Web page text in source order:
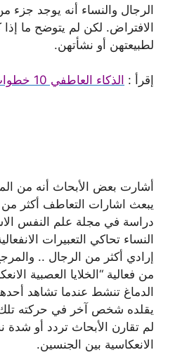
الرجال والنساء أنه يوجد جزء
الافتراض. لكن لم يتوضح ما
لطبيعتهن أو نشأتهن.
إقرأ : الذكاء العاطفي 10 خطوات لعلاقة عاطفية سعيدة
أشارت بعض الأبحاث أنه من
يبعث اشارات التعاطف أكثر
النساء تحاكي التعبيرات
إرادي أكثر من الرجال ..
من فعالية “الخلايا العصبية
الدماغ تنشط عندما تشاهد
يقلده شخص آخر في حركته
لم تقارن الأبحاث تردد أو شدة
الانعكاسية بين الجنسين.